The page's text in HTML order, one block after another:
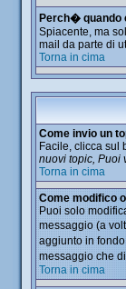
Perch� quando
Spiacente, ma
mail da parte di
Torna in cima
Come invio un
Facile, clicca sul
nuovi topic, Puoi
Torna in cima
Come modifico
Puoi solo
messaggio (a
aggiunto in
messaggio che
Torna in cima